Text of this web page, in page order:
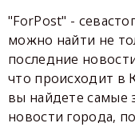
"ForPost" -
можно найти не
последние
что происходит в
вы найдете самые
новости города,